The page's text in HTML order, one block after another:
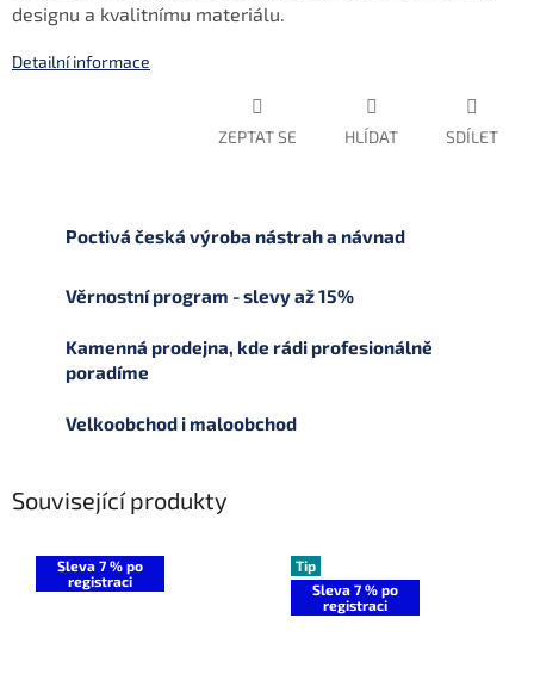
designu a kvalitnímu materiálu.
Detailní informace
ZEPTAT SE HLÍDAT SDÍLET
Poctivá česká výroba nástrah a návnad
Věrnostní program - slevy až 15%
Kamenná prodejna, kde rádi profesionálně
poradíme
Velkoobchod i maloobchod
Související produkty
Sleva 7 % po
registraci
Tip
Sleva 7 % po
registraci